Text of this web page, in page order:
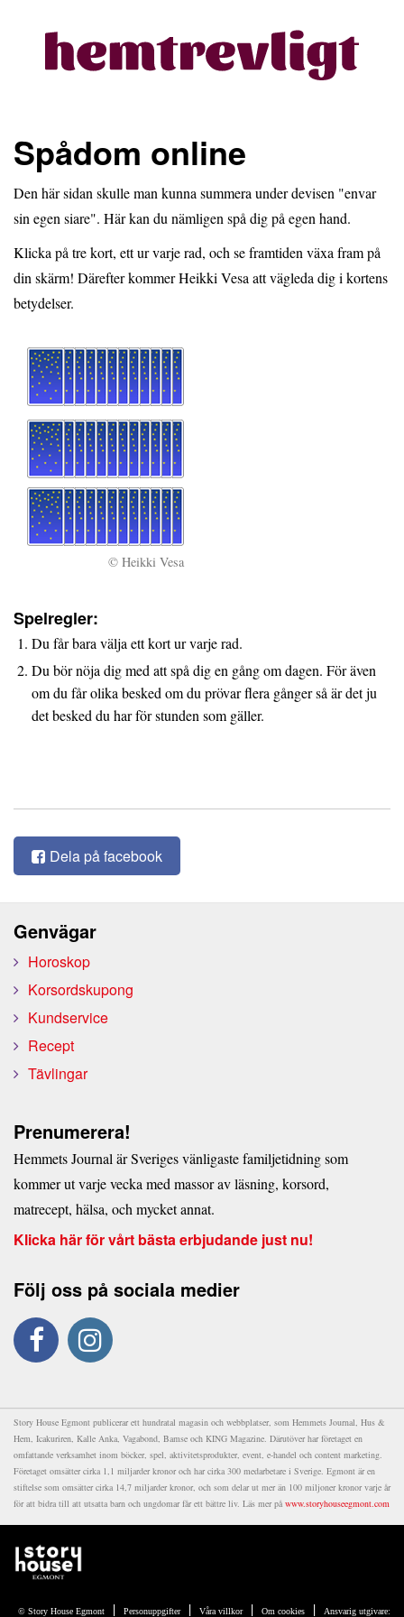
Spådom online
Den här sidan skulle man kunna summera under devisen "envar
sin egen siare". Här kan du nämligen spå dig på egen hand.
Klicka på tre kort, ett ur varje rad, och se framtiden växa fram på
din skärm! Därefter kommer Heikki Vesa att vägleda dig i kortens
betydelser.
© Heikki Vesa
Spelregler:
Du får bara välja ett kort ur varje rad.
Du bör nöja dig med att spå dig en gång om dagen. För även
om du får olika besked om du prövar flera gånger så är det ju
det besked du har för stunden som gäller.
Dela på facebook
Genvägar
Horoskop
Korsordskupong
Kundservice
Recept
Tävlingar
Prenumerera!
Hemmets Journal är Sveriges vänligaste familjetidning som
kommer ut varje vecka med massor av läsning, korsord,
matrecept, hälsa, och mycket annat.
Klicka här för vårt bästa erbjudande just nu!
Följ oss på sociala medier
Story House Egmont publicerar ett hundratal magasin och webbplatser, som Hemmets Journal, Hus &
Hem, Icakuriren, Kalle Anka, Vagabond, Bamse och KING Magazine. Därutöver har företaget en
omfattande verksamhet inom böcker, spel, aktivitetsprodukter, event, e-handel och content marketing.
Företaget omsätter cirka 1,1 miljarder kronor och har cirka 300 medarbetare i Sverige. Egmont är en
stiftelse som omsätter cirka 14,7 miljarder kronor, och som delar ut mer än 100 miljoner kronor varje år
för att bidra till att utsatta barn och ungdomar får ett bättre liv. Läs mer på www.storyhouseegmont.com
© Story House Egmont | Personuppgifter | Våra villkor | Om cookies | Ansvarig utgivare: